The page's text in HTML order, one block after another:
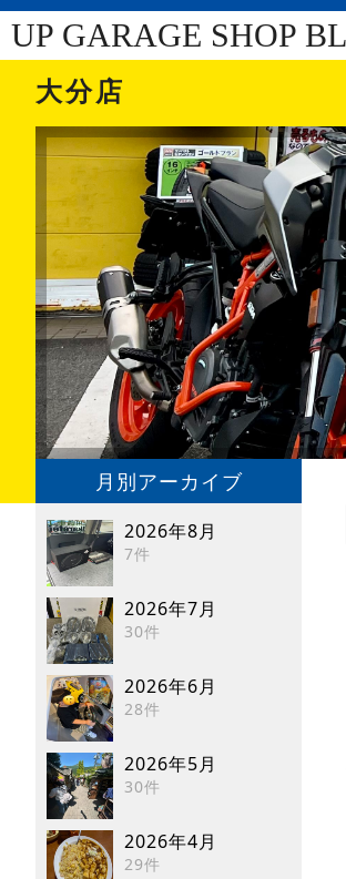
UP GARAGE SHOP
大分店
月別アーカイブ
2026年8月
7件
2026年7月
30件
2026年6月
28件
2026年5月
30件
2026年4月
29件